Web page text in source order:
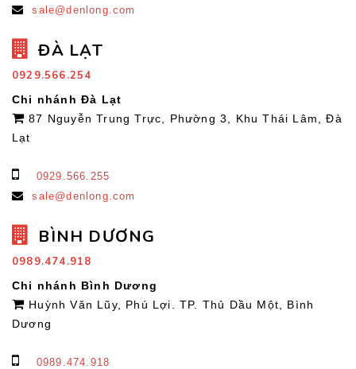
sale@denlong.com
ĐÀ LẠT
0929.566.254
Chi nhánh Đà Lạt
87 Nguyễn Trung Trực, Phường 3, Khu Thái Lâm, Đà
Lạt
0929.566.255
sale@denlong.com
BÌNH DƯƠNG
0989.474.918
Chi nhánh Bình Dương
Huỳnh Văn Lũy, Phú Lợi. TP. Thủ Dầu Một, Bình
Dương
0989.474.918